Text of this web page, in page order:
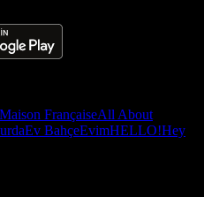
Maison FrançaiseAll About
Ev BahçeEvimHELLO!Hey